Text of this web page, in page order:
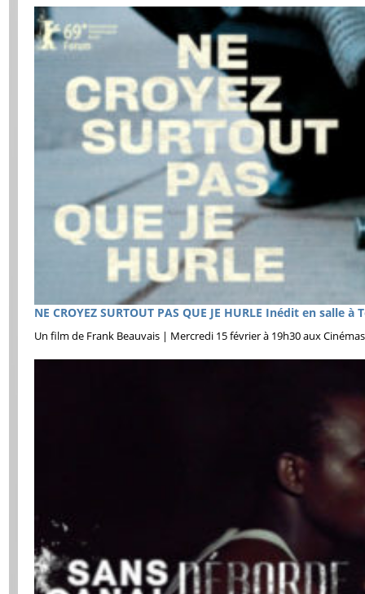
NE CROYEZ SURTOUT PAS QUE JE HURLE Inédit en salle à
Un film de Frank Beauvais | Mercredi 15 février à 19h30 aux